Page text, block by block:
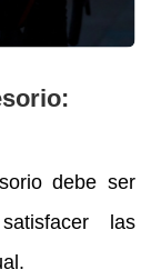
debe ser
las